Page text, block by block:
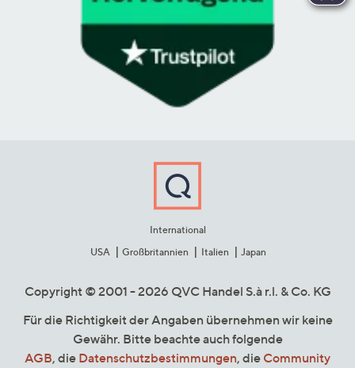
International
USA
Großbritannien Italien Japan
Copyright © 2001 - 2026 QVC Handel S.à r.l. & Co. KG
Für die Richtigkeit der Angaben übernehmen wir keine
Gewähr. Bitte beachte auch folgende
AGB, die Datenschutzbestimmungen, die Community